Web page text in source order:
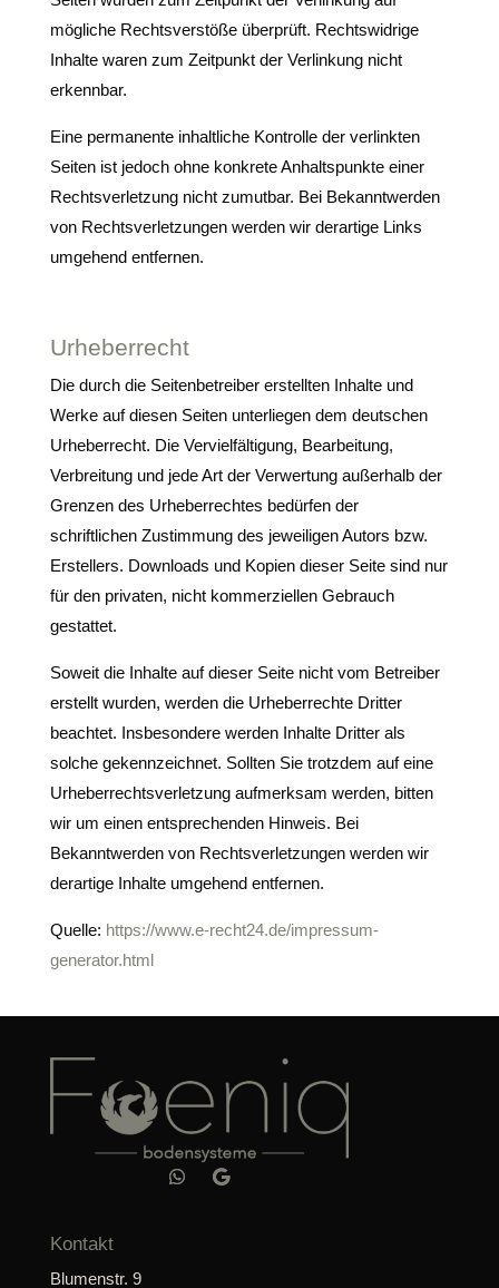
mögliche Rechtsverstöße überprüft. Rechtswidrige
Inhalte waren zum Zeitpunkt der Verlinkung nicht
erkennbar.
Eine permanente inhaltliche Kontrolle der verlinkten
Seiten ist jedoch ohne konkrete Anhaltspunkte einer
Rechtsverletzung nicht zumutbar. Bei Bekanntwerden
von Rechtsverletzungen werden wir derartige Links
umgehend entfernen.
Urheberrecht
Die durch die Seitenbetreiber erstellten Inhalte und
Werke auf diesen Seiten unterliegen dem deutschen
Urheberrecht. Die Vervielfältigung, Bearbeitung,
Verbreitung und jede Art der Verwertung außerhalb der
Grenzen des Urheberrechtes bedürfen der
schriftlichen Zustimmung des jeweiligen Autors bzw.
Erstellers. Downloads und Kopien dieser Seite sind nur
für den privaten, nicht kommerziellen Gebrauch
gestattet.
Soweit die Inhalte auf dieser Seite nicht vom Betreiber
erstellt wurden, werden die Urheberrechte Dritter
beachtet. Insbesondere werden Inhalte Dritter als
solche gekennzeichnet. Sollten Sie trotzdem auf eine
Urheberrechtsverletzung aufmerksam werden, bitten
wir um einen entsprechenden Hinweis. Bei
Bekanntwerden von Rechtsverletzungen werden wir
derartige Inhalte umgehend entfernen.
Quelle: https://www.e-recht24.de/impressum-
generator.html
Kontakt
Blumenstr. 9